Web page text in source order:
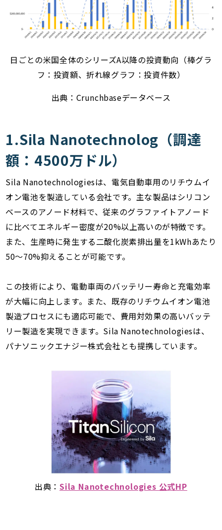
日ごとの米国全体のシリーズA以降の投資動向（棒グラ
フ：投資額、折れ線グラフ：投資件数）
出典：Crunchbaseデータベース
1.Sila Nanotechnolog（調達
額：4500万ドル）
Sila Nanotechnologiesは、電気自動車用のリチウムイ
オン電池を製造している会社です。主な製品はシリコン
ベースのアノード材料で、従来のグラファイトアノード
に比べてエネルギー密度が20%以上高いのが特徴です。
また、生産時に発生する二酸化炭素排出量を1kWhあたり
50〜70%抑えることが可能です。
この技術により、電動車両のバッテリー寿命と充電効率
が大幅に向上します。また、既存のリチウムイオン電池
製造プロセスにも適応可能で、費用対効果の高いバッテ
リー製造を実現できます。Sila Nanotechnologiesは、
パナソニックエナジー株式会社とも提携しています。
出典： Sila Nanotechnologies 公式HP